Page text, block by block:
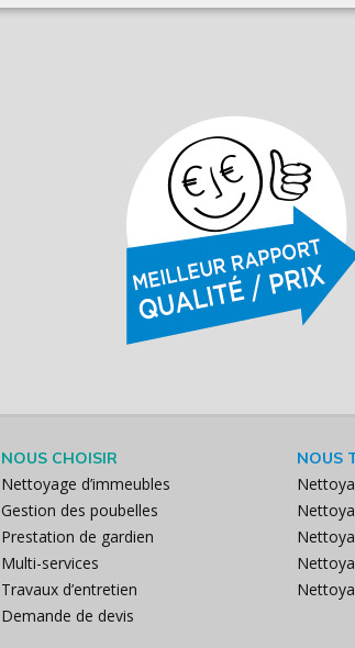
NOUS CHOISIR
Nettoyage d’immeubles
Gestion des poubelles
Prestation de gardien
Multi-services
Travaux d’entretien
Demande de devis
NOUS